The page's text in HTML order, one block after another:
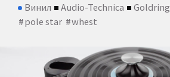
Винил Audio-Technica Goldring
pole star
whest